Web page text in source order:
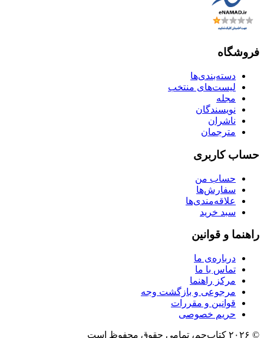
فروشگاه
دسته‌بندی‌ها
لیست‌های منتخب
مجله
نویسندگان
ناشران
مترجمان
حساب کاربری
حساب من
سفارش‌ها
علاقه‌مندی‌ها
سبد خرید
راهنما و قوانین
درباره‌ی ما
تماس با ما
مرکز راهنما
مرجوعی و بازگشت وجه
قوانین و مقررات
حریم خصوصی
© ۲۰۲۶ کتاب‌جم، تمامی حقوق محفوظ است